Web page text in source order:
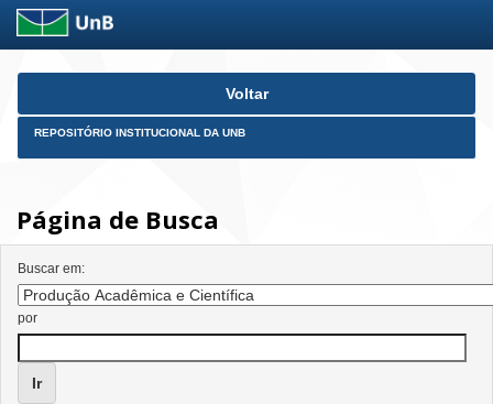
Skip
Voltar
REPOSITÓRIO INSTITUCIONAL DA UNB
Página de Busca
Buscar em:
por